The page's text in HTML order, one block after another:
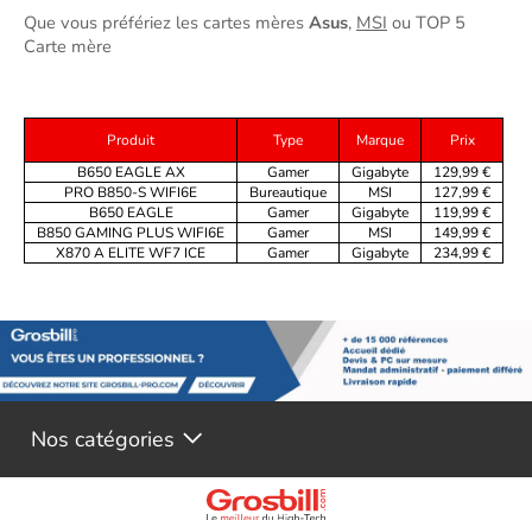
Que vous préfériez les cartes mères Asus, MSI ou TOP 5
Carte mère
Produit Type Marque
Prix
B650 EAGLE AX
Gamer Gigabyte
129,99 €
PRO B850-S WIFI6E
Bureautique MSI
127,99 €
B650 EAGLE
Gamer Gigabyte
119,99 €
B850 GAMING PLUS WIFI6E
Gamer MSI
149,99 €
X870 A ELITE WF7 ICE
Gamer Gigabyte 234,99 €
Nos catégories